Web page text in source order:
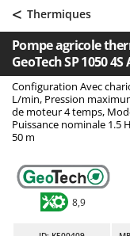
Accessoires
Aérateurs
Arracheuses
Aspirateurs -
Aspirateurs à
Aspirateurs à
Aspirateurs
Atomiseurs
AgriEuro
AgriEuro TOP-
AGT
Aima
Airmec
AL-KO
Alce
Alpina
< Thermiques
Pompe agricole
GeoTech SP 1050
Configuration Avec
L/min, Pression
de moteur 4 temps,
Puissance nominale 1.5
50 m
8,9